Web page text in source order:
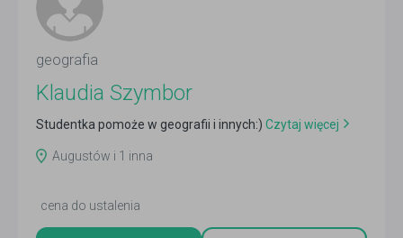
geografia
Klaudia Szymbor
Studentka pomoże w geografii i innych:) Czytaj więcej
Augustów i 1 inna
cena do ustalenia